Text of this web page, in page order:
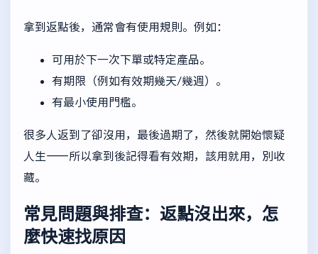
拿到返點後，通常會有使用規則。例如：
可用於下一次下單或特定產品。
有期限（例如有效期幾天/幾週）。
有最小使用門檻。
很多人返到了卻沒用，最後過期了，然後就開始懷疑
人生——所以拿到後記得看有效期，該用就用，別收
藏。
常見問題與排查：返點沒出來，怎
麼快速找原因